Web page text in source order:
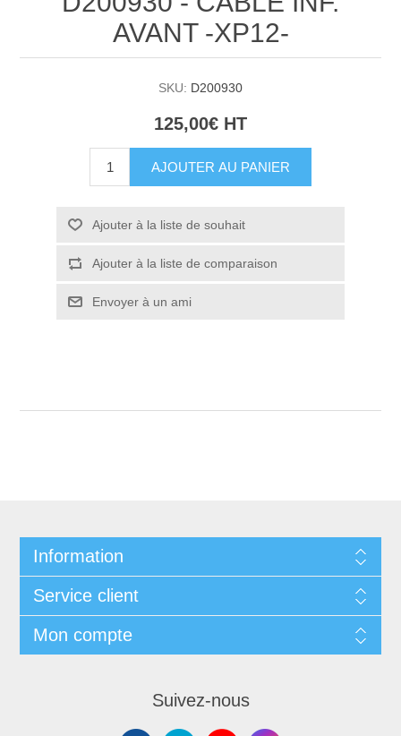
AVANT -XP12-
SKU: D200930
125,00€ HT
AJOUTER AU PANIER
Ajouter à la liste de souhait
Ajouter à la liste de comparaison
Envoyer à un ami
Information
Service client
Mon compte
Suivez-nous